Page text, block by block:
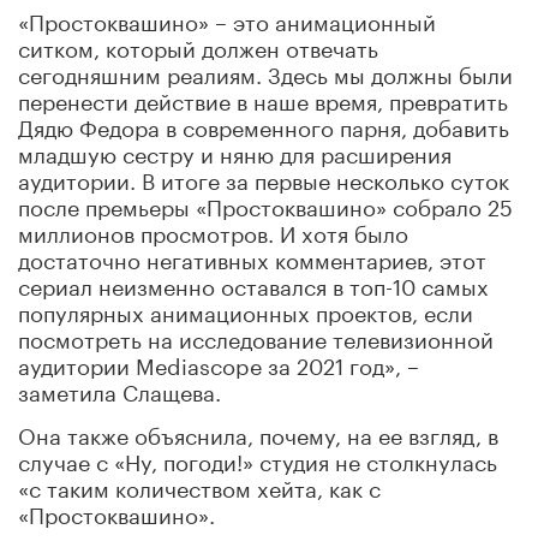
«Простоквашино» – это анимационный
ситком, который должен отвечать
сегодняшним реалиям. Здесь мы должны были
перенести действие в наше время, превратить
Дядю Федора в современного парня, добавить
младшую сестру и няню для расширения
аудитории. В итоге за первые несколько суток
после премьеры «Простоквашино» собрало 25
миллионов просмотров. И хотя было
достаточно негативных комментариев, этот
сериал неизменно оставался в топ-10 самых
популярных анимационных проектов, если
посмотреть на исследование телевизионной
аудитории Mediascope за 2021 год», –
заметила Слащева.
Она также объяснила, почему, на ее взгляд, в
случае с «Ну, погоди!» студия не столкнулась
«с таким количеством хейта, как с
«Простоквашино».